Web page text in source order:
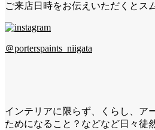
ご来店日時をお伝えいただくとス
＠porterspaints_niigata
インテリアに限らず、くらし、ア
ためになること？などなど日々徒